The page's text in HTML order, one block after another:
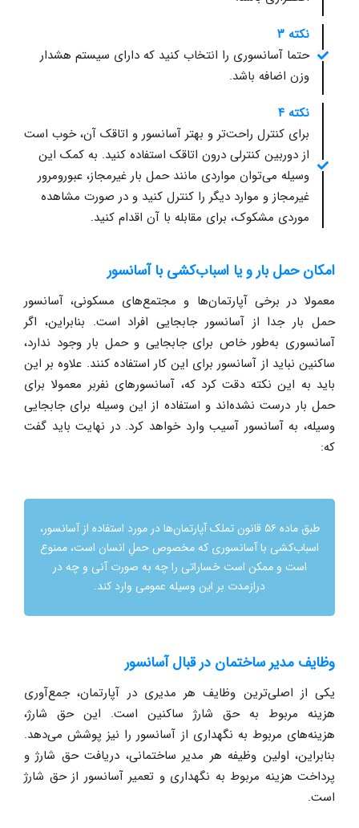
نکته ۳
حتما آسانسوری را انتخاب کنید که دارای سیستم هشدار
وزن اضافه باشد.
نکته ۴
برای کنترل راحت‌تر و بهتر آسانسور و اتاقک آن، خوب است
از دوربین کنترلی درون اتاقک استفاده کنید. به کمک این
وسیله می‌توان مواردی مانند حمل بار غیرمجاز، عبورومرور
غیرمجاز و موارد دیگر را کنترل کنید و در صورت مشاهده
موردی مشکوک، برای مقابله با آن اقدام کنید.
امکان حمل بار و یا اسباب‌کشی با آسانسور
معمولا در برخی آپارتمان‌ها و مجتمع‌های مسکونی، آسانسور
حمل بار جدا از آسانسور جابجایی افراد است. بنابراین، اگر
آسانسوری به‌طور خاص برای جابجایی و حمل بار وجود ندارد،
ساکنین نباید از آسانسور برای این کار استفاده کنند. علاوه بر این
باید به این نکته دقت کرد که، آسانسورهای نفربر معمولا برای
حمل بار درست نشده‌اند و استفاده از این وسیله برای جابجایی
وسیله، به آسانسور آسیب وارد خواهد کرد. در نهایت باید گفت
که:
طبق ماده ۵۶ قانون تملک آپارتمان‌ها در مورد استفاده از آسانسور،
اسباب‌کشی با آسانسوری که مخصوص حملِ انسان است، ممنوع
است و ممکن است خساراتی را چه به صورت آنی و چه در
درازمدت بر این وسیله عمومی وارد کند.
وظایف مدیر ساختمان در قبال آسانسور
یکی از اصلی‌ترین وظایف هر مدیری در آپارتمان، جمع‌آوری
هزینه مربوط به حق شارژ ساکنین است. این حق شارژ،
هزینه‌های مربوط به نگهداری از آسانسور را نیز پوشش می‌دهد.
بنابراین، اولین وظیفه هر مدیر ساختمانی، دریافت حق شارژ و
پرداخت هزینه مربوط به نگهداری و تعمیر آسانسور از حق شارژ
است.